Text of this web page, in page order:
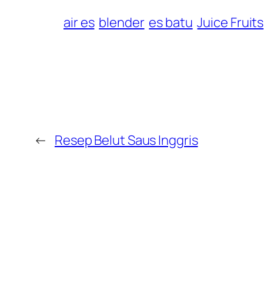
air es blender es batu Juice Fruits
← Resep Belut Saus Inggris